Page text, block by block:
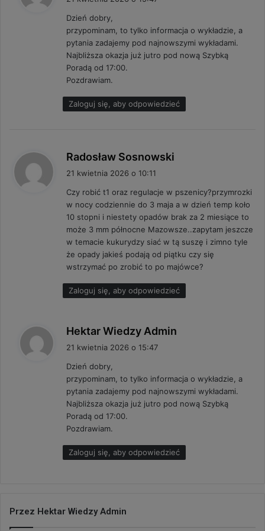
e
:
Dzień dobry,
przypominam, to tylko informacja o wykładzie, a
pytania zadajemy pod najnowszymi wykładami.
Najbliższa okazja już jutro pod nową Szybką
Poradą od 17:00.
Pozdrawiam.
Zaloguj się, aby odpowiedzieć
Radosław Sosnowski
z
e
:
21 kwietnia 2026 o 10:11
Czy robić t1 oraz regulacje w pszenicy?przymrozki
w nocy codziennie do 3 maja a w dzień temp koło
10 stopni i niestety opadów brak za 2 miesiące to
może 3 mm północne Mazowsze..zapytam jeszcze
w temacie kukurydzy siać w tą suszę i zimno tyle
że opady jakieś podają od piątku czy się
wstrzymać po zrobić to po majówce?
Zaloguj się, aby odpowiedzieć
Hektar Wiedzy Admin
e
:
21 kwietnia 2026 o 15:47
Dzień dobry,
przypominam, to tylko informacja o wykładzie, a
pytania zadajemy pod najnowszymi wykładami.
Najbliższa okazja już jutro pod nową Szybką
Poradą od 17:00.
Pozdrawiam.
Zaloguj się, aby odpowiedzieć
Przez Hektar Wiedzy Admin